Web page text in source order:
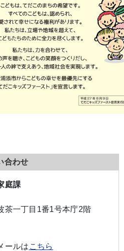
合わせ
庭課
茶一丁目1番1号本庁2階
ールは こちら